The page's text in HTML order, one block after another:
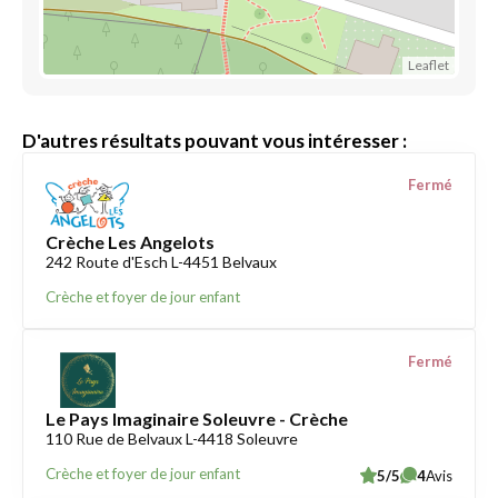
Leaflet
D'autres résultats pouvant vous intéresser :
Crèche Les Angelots
242 Route d'Esch L-4451 Belvaux
Crèche et foyer de jour enfant
Fermé
Le Pays Imaginaire Soleuvre - Crèche
110 Rue de Belvaux L-4418 Soleuvre
Crèche et foyer de jour enfant
Fermé
5/5 4Avis